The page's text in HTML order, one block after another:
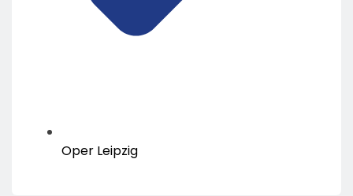
Oper Leipzig